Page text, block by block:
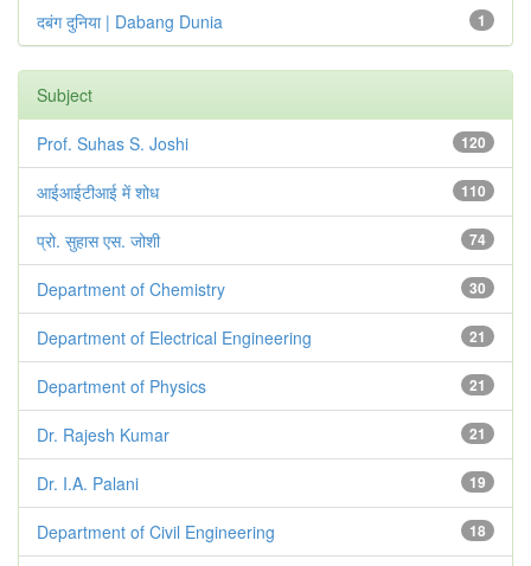
1
दबंग दुनिया | Dabang Dunia
Subject
120
Prof. Suhas S. Joshi
110
आईआईटीआई में शोध
74
प्रो. सुहास एस. जोशी
30
Department of Chemistry
21
Department of Electrical Engineering
21
Department of Physics
21
Dr. Rajesh Kumar
19
Dr. I.A. Palani
18
Department of Civil Engineering